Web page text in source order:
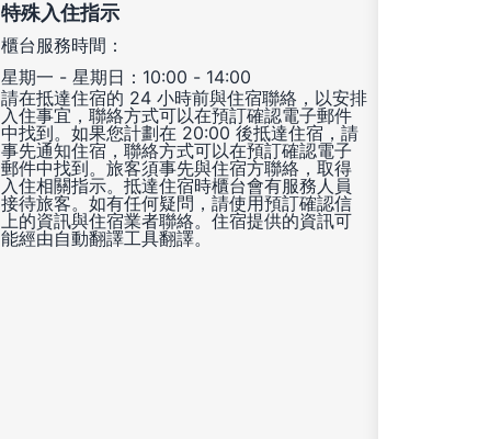
特殊入住指示
櫃台服務時間：
星期一 - 星期日：10:00 - 14:00
請在抵達住宿的 24 小時前與住宿聯絡，以安排
入住事宜，聯絡方式可以在預訂確認電子郵件
中找到。如果您計劃在 20:00 後抵達住宿，請
事先通知住宿，聯絡方式可以在預訂確認電子
郵件中找到。旅客須事先與住宿方聯絡，取得
入住相關指示。抵達住宿時櫃台會有服務人員
接待旅客。如有任何疑問，請使用預訂確認信
上的資訊與住宿業者聯絡。住宿提供的資訊可
能經由自動翻譯工具翻譯。